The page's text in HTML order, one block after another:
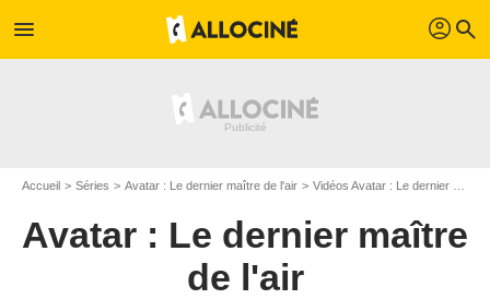
menu profil search
Accueil Séries Avatar : Le dernier maître de l'air Vidéos Avatar : Le dernier maître de l'air
Avatar : Le dernier maître
de l'air